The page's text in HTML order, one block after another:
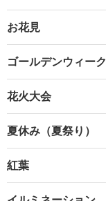
お花見
ゴールデンウィーク
花火大会
夏休み（夏祭り）
紅葉